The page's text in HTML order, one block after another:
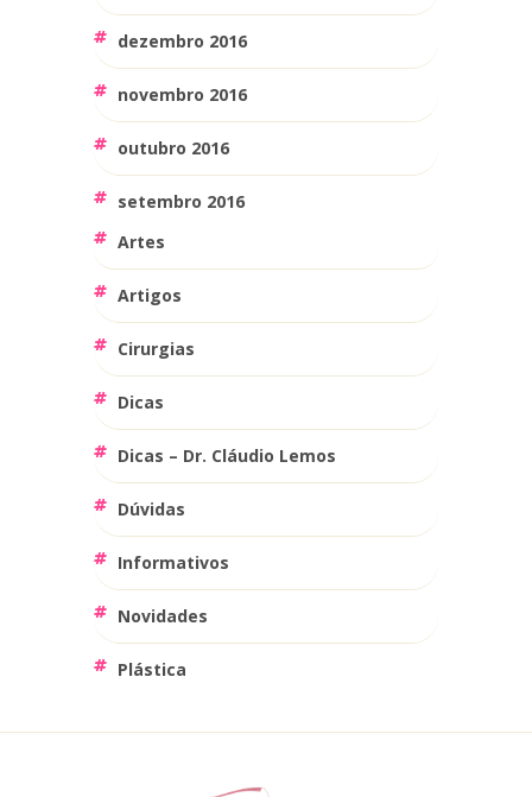
dezembro 2016
novembro 2016
outubro 2016
setembro 2016
Artes
Artigos
Cirurgias
Dicas
Dicas – Dr. Cláudio Lemos
Dúvidas
Informativos
Novidades
Plástica